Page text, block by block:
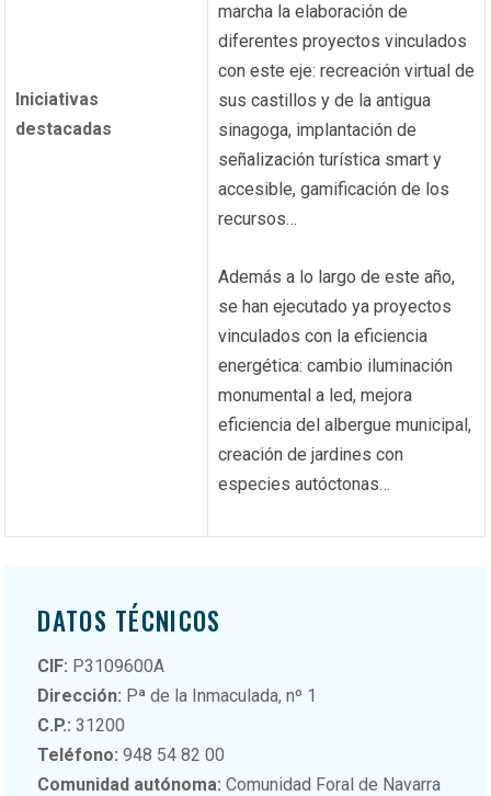
Iniciativas
destacadas
marcha la elaboración de
diferentes proyectos vinculados
con este eje: recreación virtual de
sus castillos y de la antigua
sinagoga, implantación de
señalización turística smart y
accesible, gamificación de los
recursos…
Además a lo largo de este año,
se han ejecutado ya proyectos
vinculados con la eficiencia
energética: cambio iluminación
monumental a led, mejora
eficiencia del albergue municipal,
creación de jardines con
especies autóctonas…
DATOS TÉCNICOS
CIF: P3109600A
Dirección: Pª de la Inmaculada, nº 1
C.P.: 31200
Teléfono: 948 54 82 00
Comunidad autónoma: Comunidad Foral de Navarra